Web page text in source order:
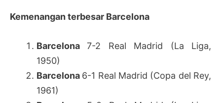
Kemenangan terbesar Barcelona
Barcelona7-2 Real Madrid (La Liga,
1950)
Barcelona 6-1 Real Madrid (Copa del Rey,
1961)